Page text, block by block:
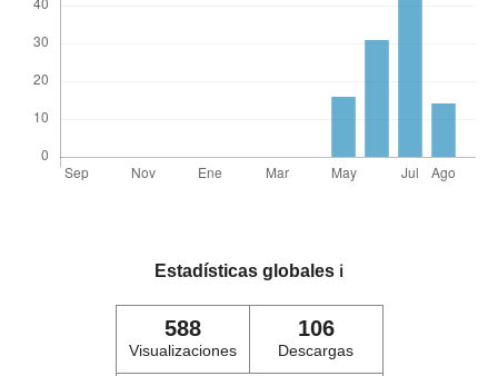
Estadísticas globales ℹ️
588
Visualizaciones
106
Descargas